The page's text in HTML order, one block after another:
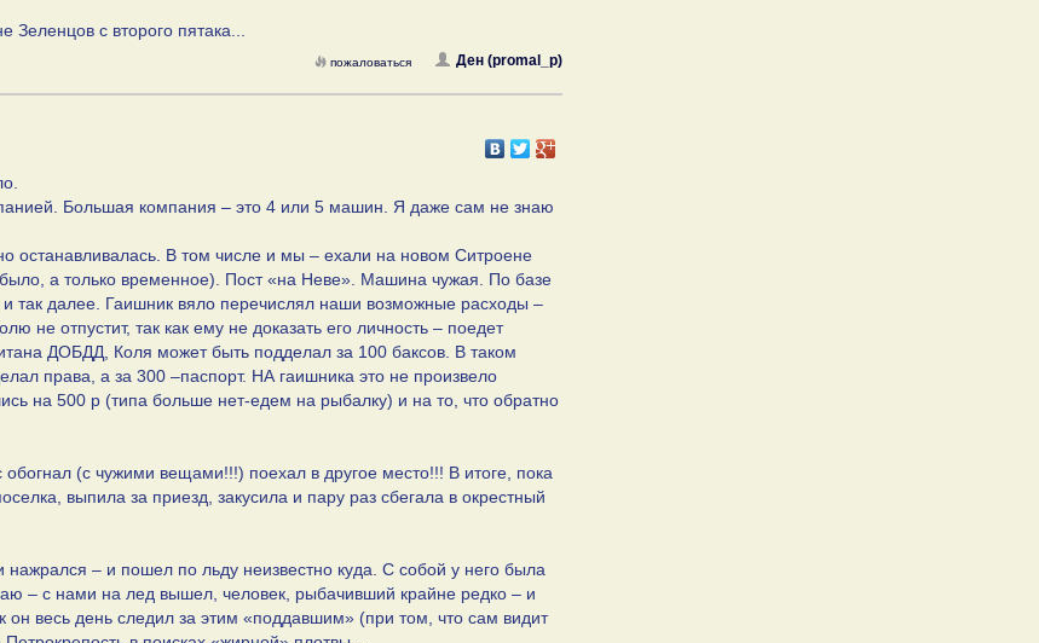
с второго пятака...
Ден (promal_p)
пожаловаться
Большая компания – это 4 или 5 машин. Я даже сам не знаю
останавливалась. В том числе и мы – ехали на новом Ситроене
а только временное). Пост «на Неве». Машина чужая. По базе
так далее. Гаишник вяло перечислял наши возможные расходы –
не отпустит, так как ему не доказать его личность – поедет
ДОБДД, Коля может быть подделал за 100 баксов. В таком
права, а за 300 –паспорт. НА гаишника это не произвело
на 500 р (типа больше нет-едем на рыбалку) и на то, что обратно
(с чужими вещами!!!) поехал в другое место!!! В итоге, пока
выпила за приезд, закусила и пару раз сбегала в окрестный
– и пошел по льду неизвестно куда. С собой у него была
– с нами на лед вышел, человек, рыбачивший крайне редко – и
он весь день следил за этим «поддавшим» (при том, что сам видит